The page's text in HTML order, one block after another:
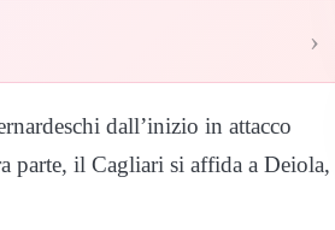
›
dall’inizio in attacco
parte, il Cagliari si affida a Deiola,